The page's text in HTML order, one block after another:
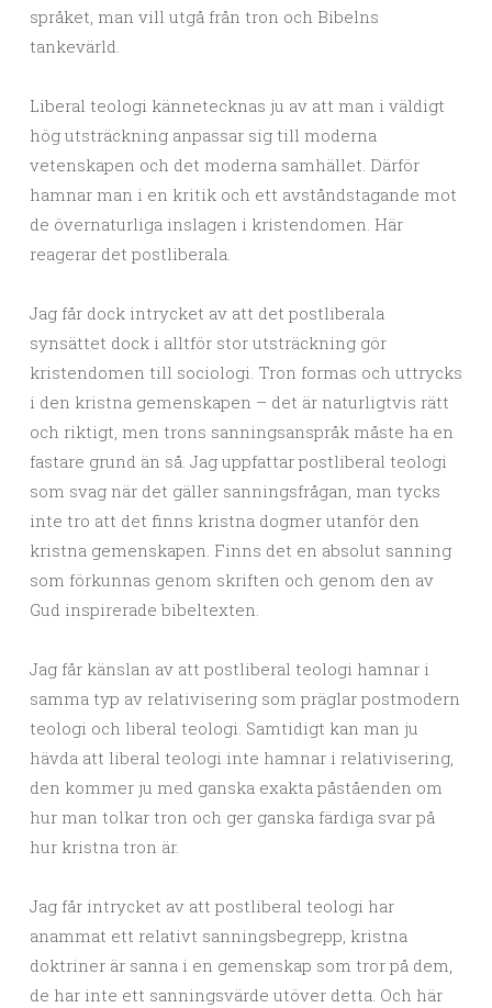
språket, man vill utgå från tron och Bibelns
tankevärld.
Liberal teologi kännetecknas ju av att man i väldigt
hög utsträckning anpassar sig till moderna
vetenskapen och det moderna samhället. Därför
hamnar man i en kritik och ett avståndstagande mot
de övernaturliga inslagen i kristendomen. Här
reagerar det postliberala.
Jag får dock intrycket av att det postliberala
synsättet dock i alltför stor utsträckning gör
kristendomen till sociologi. Tron formas och uttrycks
i den kristna gemenskapen – det är naturligtvis rätt
och riktigt, men trons sanningsanspråk måste ha en
fastare grund än så. Jag uppfattar postliberal teologi
som svag när det gäller sanningsfrågan, man tycks
inte tro att det finns kristna dogmer utanför den
kristna gemenskapen. Finns det en absolut sanning
som förkunnas genom skriften och genom den av
Gud inspirerade bibeltexten.
Jag får känslan av att postliberal teologi hamnar i
samma typ av relativisering som präglar postmodern
teologi och liberal teologi. Samtidigt kan man ju
hävda att liberal teologi inte hamnar i relativisering,
den kommer ju med ganska exakta påståenden om
hur man tolkar tron och ger ganska färdiga svar på
hur kristna tron är.
Jag får intrycket av att postliberal teologi har
anammat ett relativt sanningsbegrepp, kristna
doktriner är sanna i en gemenskap som tror på dem,
de har inte ett sanningsvärde utöver detta. Och här